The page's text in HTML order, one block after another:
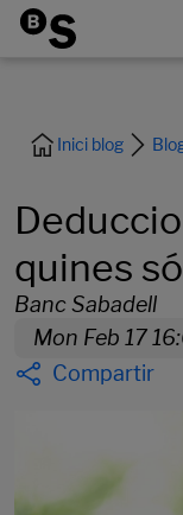
Inici blog
quines
Banc Sabadell
Mon Feb 17
Compartir